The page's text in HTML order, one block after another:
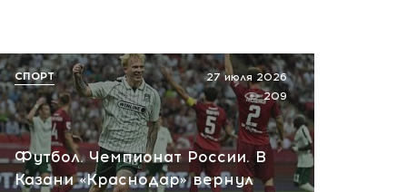
Футбол. Чемпионат России. В
Казани «Краснодар» вернул
27 июля 2026
209
СПОРТ